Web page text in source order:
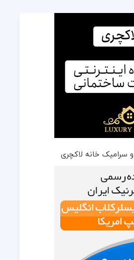
سرامیک خانه لاکچری